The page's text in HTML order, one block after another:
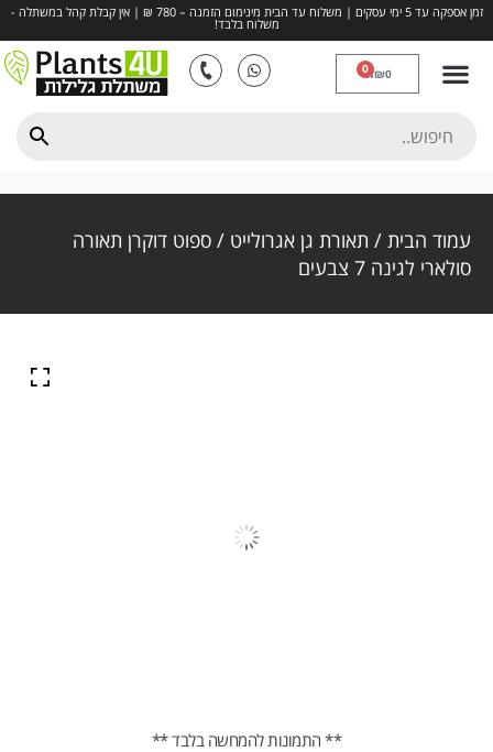
זמן אספקה עד 5 ימי עסקים | משלוח עד הבית מינימום הזמנה – 780 ₪ | אין קבלת קהל במשתלה -
משלוח בלבד!
₪0
0
עמוד הבית / תאורת גן אגרולייט / ספוט דוקרן תאורה
סולארי לגינה 7 צבעים
** התמונות להמחשה בלבד **